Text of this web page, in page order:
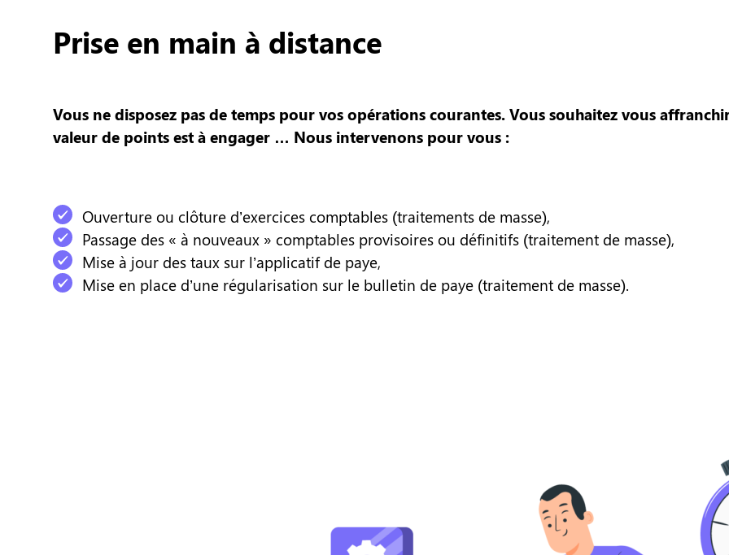
Prise en main à distance
Vous ne disposez pas de temps pour vos opérations courantes. Vous souhaitez vous
valeur de points est à engager … Nous intervenons pour vous :
Ouverture ou clôture d’exercices comptables (traitements de masse),
Passage des « à nouveaux » comptables provisoires ou définitifs (traitement de masse),
Mise à jour des taux sur l’applicatif de paye,
Mise en place d’une régularisation sur le bulletin de paye (traitement de masse).